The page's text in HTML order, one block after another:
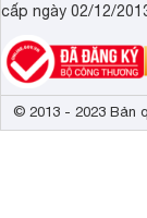
cấp ngày 02/12/
© 2013 - 2023 Bản